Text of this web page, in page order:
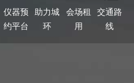
仪器预
约平台
助力城
环
会场租
用
交通路
线